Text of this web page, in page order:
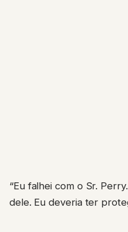
“Eu falhei com o Sr.
dele. Eu deveria ter